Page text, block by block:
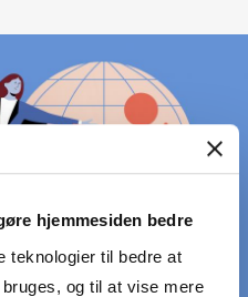
hjemmesiden bedre
teknologier til bedre at
og til at vise mere